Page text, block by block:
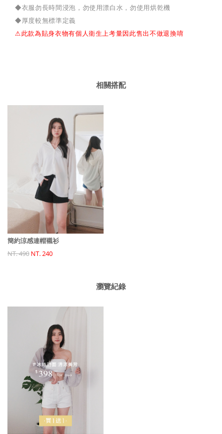
◆衣服勿長時間浸泡，勿使用漂白水，勿使用烘乾機
◆厚度較無標準定義
⚠此款為貼身衣物有個人衛生上考量因此售出不做退換唷
相關搭配
簡約涼感連帽襯衫
NT. 490 NT. 240
瀏覽紀錄